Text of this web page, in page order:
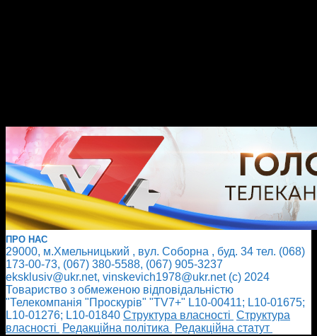
ПРО НАС
29000, м.Хмельницький , вул. Соборна , буд. 34 тел. (068)
173-00-73, (067) 380-5588, (067) 905-3237
eksklusiv@ukr.net, vinskevich1978@ukr.net (с) 2024
Товариство з обмеженою відповідальністю
"Телекомпанія "Проскурів" "TV7+" L10-00411; L10-01675;
L10-01276; L10-01840 Cтруктура власності Cтруктура
власності
Редакційна політика
Редакційна статут